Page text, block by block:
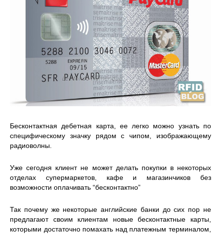
Бесконтактная дебетная карта, ее легко можно узнать по
специфическому значку рядом с чипом, изображающему
радиоволны.
Уже сегодня клиент не может делать покупки в некоторых
отделах супермаркетов, кафе и магазинчиков без
возможности оплачивать “бесконтактно”
Так почему же некоторые английские банки до сих пор не
предлагают своим клиентам новые бесконтактные карты,
которыми достаточно помахать над платежным терминалом,